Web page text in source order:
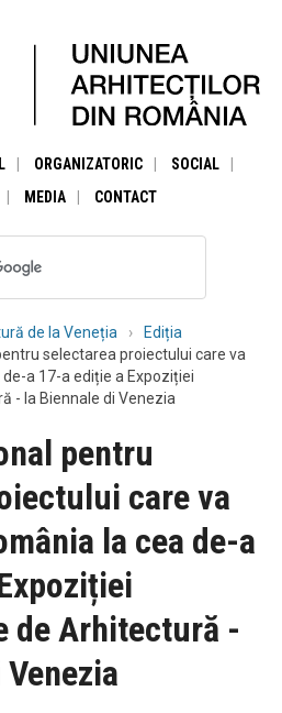
ORGANIZATORIC
SOCIAL
MEDIA CONTACT
de la Veneția
Ediția
selectarea proiectului care va
a 17-a ediție a Expoziției
- la Biennale di Venezia
pentru
care va
la cea de-a
de Arhitectură -